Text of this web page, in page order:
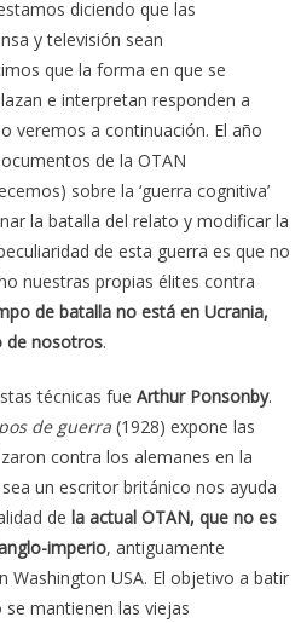
diciendo que las
y televisión sean
que la forma en que se
e interpretan responden a
veremos a continuación. El año
de la OTAN
sobre la ‘guerra cognitiva’
la batalla del relato y modificar la
de esta guerra es que no
nuestras propias élites contra
de batalla no está en Ucrania,
de nosotros.
técnicas fue Arthur Ponsonby.
de guerra (1928) expone las
contra los alemanes en la
un escritor británico nos ayuda
de la actual OTAN, que no es
imperio, antiguamente
Washington USA. El objetivo a batir
mantienen las viejas